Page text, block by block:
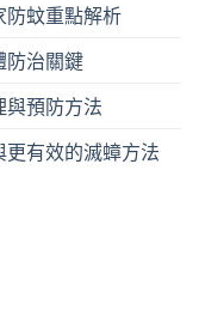
防蚊重點解析
防治關鍵
與預防方法
有效的滅蟑方法